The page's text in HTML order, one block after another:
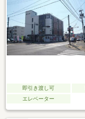
即引き渡し可
エレベーター